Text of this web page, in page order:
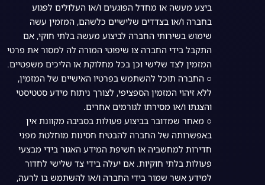
ביצע מעשה או מחדל הפוגעים ו/או העלולים לפגוע
בחברה ו/או בצדדים שלישיים כלשהם, המזמין עשה
שימוש בשירותי החברה לביצוע מעשה בלתי חוקי, אם
התקבל בידי החברה צו שיפוטי המורה לה למסור את פרטי
המזמין לצד שלישי וכן בכל מחלוקת או הליכים משפטיים.
○ החברה תוכל להשתמש בפרטיו האישיים של המזמין,
ללא זיהוי המזמין הספציפי, לצורך ניתוח מידע סטטיסטי
והצגתו ו/או מסירתו לגורמים אחרים.
○ מאחר שמדובר בביצוע פעולות בסביבה מקוונת אין
באפשרותה של החברה להבטיח חסינות מוחלטת מפני
חדירות למחשביה או חשיפת המידע האגור בידי מבצעי
פעולות בלתי חוקיות. אם יעלה בידי צד שלישי לחדור
למידע אשר שמור בידי החברה ו/או להשתמש בו לרעה,